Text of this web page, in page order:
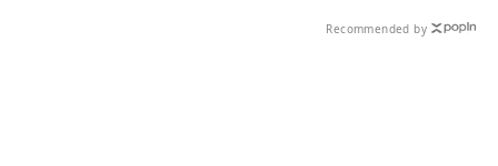
Recommended by